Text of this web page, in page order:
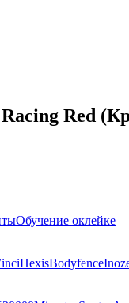
Red
Обучение оклейке
HexisBodyfence